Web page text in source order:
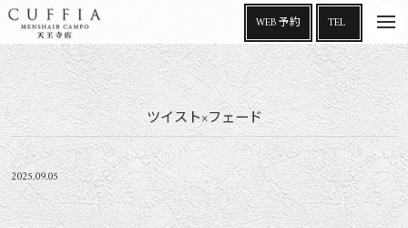
ツイスト×フェード
2025.09.05
t
o
g
g
e
a
g
a
t
i
WEB 予約 TEL